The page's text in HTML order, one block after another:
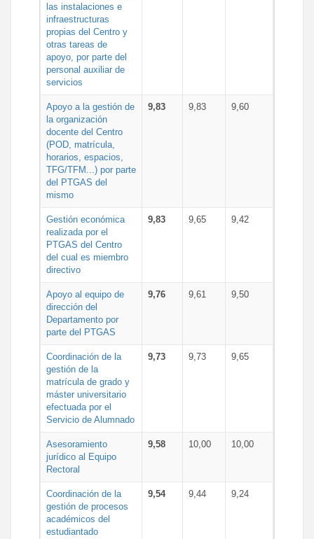
las instalaciones e
infraestructuras
propias del Centro y
otras tareas de
apoyo, por parte del
personal auxiliar de
servicios
Apoyo a la gestión de
la organización
docente del Centro
(POD, matrícula,
horarios, espacios,
TFG/TFM...) por parte
del PTGAS del
mismo
9,83 9,83 9,60
Gestión económica
realizada por el
PTGAS del Centro
del cual es miembro
directivo
9,83 9,65 9,42
Apoyo al equipo de
dirección del
Departamento por
parte del PTGAS
9,76 9,61 9,50
Coordinación de la
gestión de la
matrícula de grado y
máster universitario
efectuada por el
Servicio de Alumnado
9,73 9,73 9,65
Asesoramiento
jurídico al Equipo
Rectoral
9,58 10,00 10,00
Coordinación de la
gestión de procesos
académicos del
estudiantado
9,54 9,44 9,24